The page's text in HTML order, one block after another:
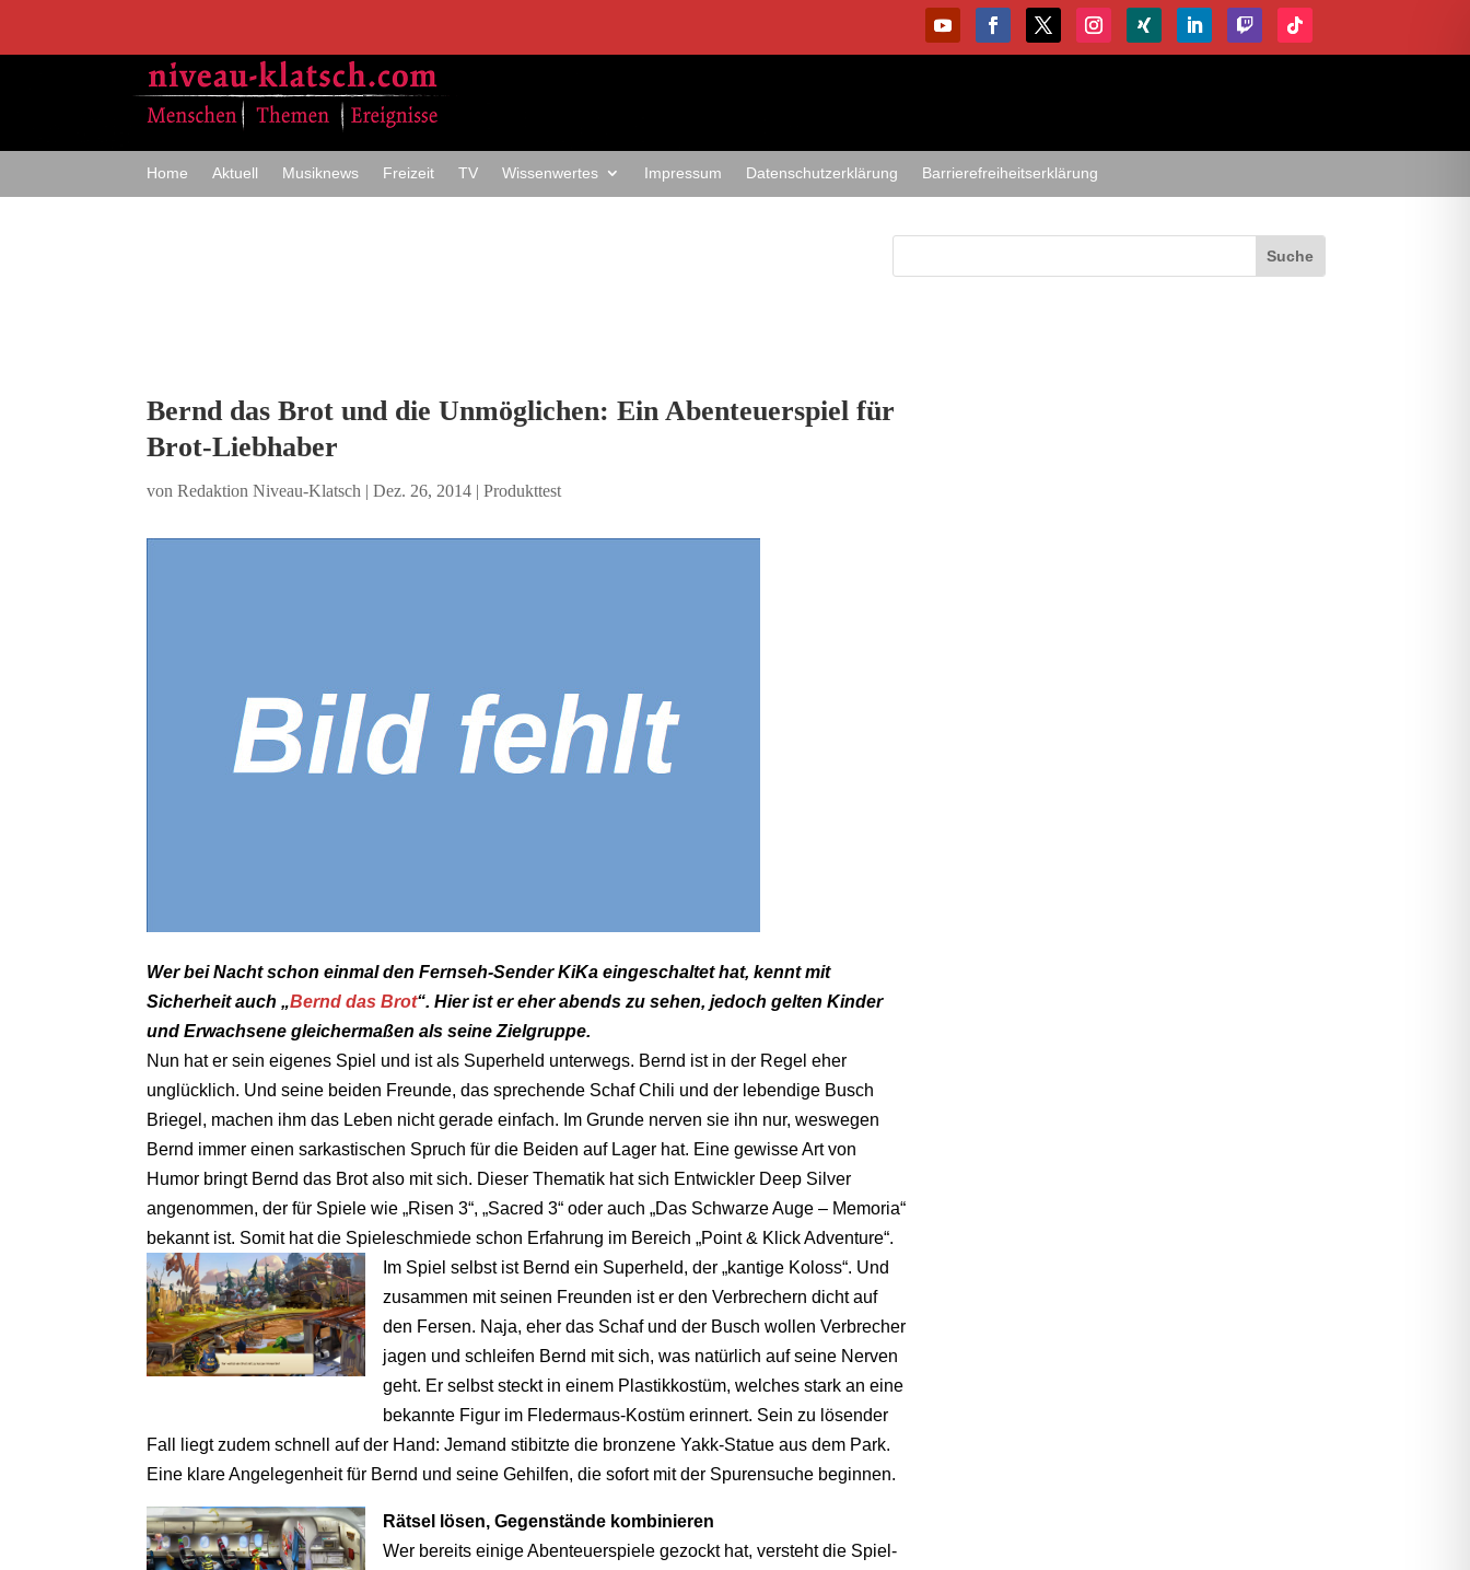
Home Aktuell Musiknews Freizeit TV Wissenwertes Impressum Datenschutzerklärung Barrierefreiheitserklärung
Bernd das Brot und die Unmöglichen: Ein Abenteuerspiel für
Brot-Liebhaber
vonRedaktion Niveau-Klatsch |Dez. 26, 2014 |Produkttest
Wer bei Nacht schon einmal den Fernseh-Sender KiKa eingeschaltet hat, kennt mit
Sicherheit auch „Bernd das Brot“. Hier ist er eher abends zu sehen, jedoch gelten Kinder
und Erwachsene gleichermaßen als seine Zielgruppe.
Nun hat er sein eigenes Spiel und ist als Superheld unterwegs. Bernd ist in der Regel eher
unglücklich. Und seine beiden Freunde, das sprechende Schaf Chili und der lebendige Busch
Briegel, machen ihm das Leben nicht gerade einfach. Im Grunde nerven sie ihn nur, weswegen
Bernd immer einen sarkastischen Spruch für die Beiden auf Lager hat. Eine gewisse Art von
Humor bringt Bernd das Brot also mit sich. Dieser Thematik hat sich Entwickler Deep Silver
angenommen, der für Spiele wie „Risen 3“, „Sacred 3“ oder auch „Das Schwarze Auge – Memoria“
bekannt ist. Somit hat die Spieleschmiede schon Erfahrung im Bereich „Point & Klick Adventure“.
Im Spiel selbst ist Bernd ein Superheld, der „kantige Koloss“. Und
zusammen mit seinen Freunden ist er den Verbrechern dicht auf
den Fersen. Naja, eher das Schaf und der Busch wollen Verbrecher
jagen und schleifen Bernd mit sich, was natürlich auf seine Nerven
geht. Er selbst steckt in einem Plastikkostüm, welches stark an eine
bekannte Figur im Fledermaus-Kostüm erinnert. Sein zu lösender
Fall liegt zudem schnell auf der Hand: Jemand stibitzte die bronzene Yakk-Statue aus dem Park.
Eine klare Angelegenheit für Bernd und seine Gehilfen, die sofort mit der Spurensuche beginnen.
Rätsel lösen, Gegenstände kombinieren
Wer bereits einige Abenteuerspiele gezockt hat, versteht die Spiel-